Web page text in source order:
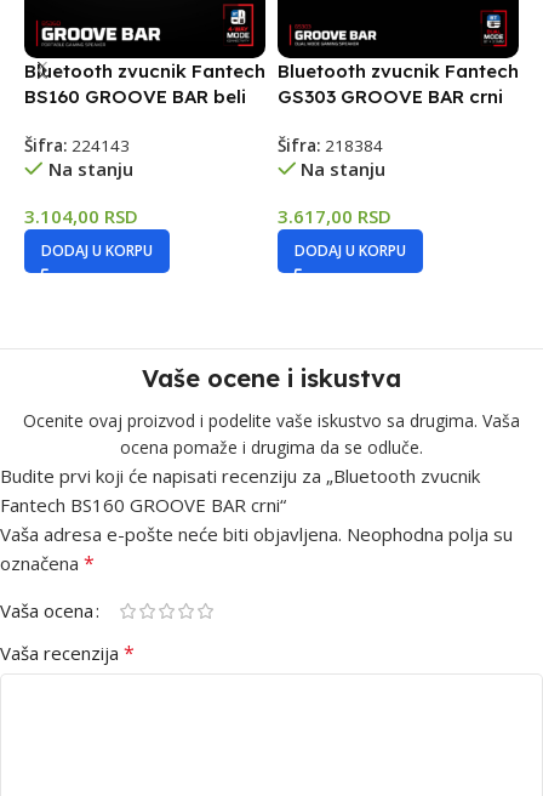
Bluetooth zvucnik Fantech
BS160 GROOVE BAR beli
Šifra: 224143
Na stanju
3.104,00 RSD
DODAJ U KORPU
Bluetooth zvucnik Fantech
GS303 GROOVE BAR crni
Šifra: 218384
Na stanju
3.617,00 RSD
DODAJ U KORPU
Vaše ocene i iskustva
Ocenite ovaj proizvod i podelite vaše iskustvo sa drugima. Vaša
ocena pomaže i drugima da se odluče.
Budite prvi koji će napisati recenziju za „Bluetooth zvucnik
Fantech BS160 GROOVE BAR crni“
Vaša adresa e-pošte neće biti objavljena. Neophodna polja su
označena *
Vaša ocena
Vaša recenzija *